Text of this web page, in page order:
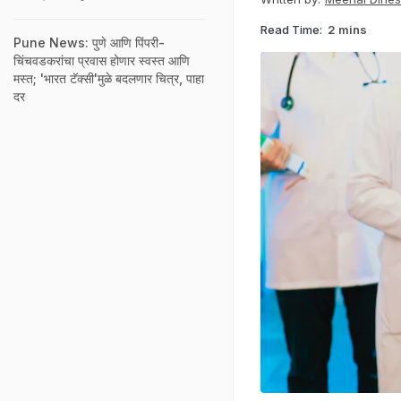
Read Time: 2 mins
Pune News: पुणे आणि पिंपरी-
चिंचवडकरांचा प्रवास होणार स्वस्त आणि
मस्त; 'भारत टॅक्सी'मुळे बदलणार चित्र, पाहा
दर